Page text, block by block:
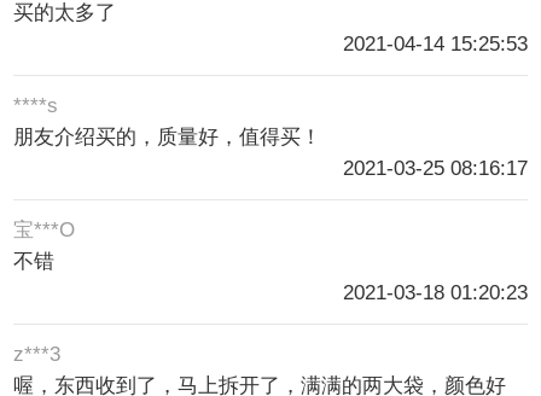
买的太多了
2021-04-14 15:25:53
****s
朋友介绍买的，质量好，值得买！
2021-03-25 08:16:17
宝***O
不错
2021-03-18 01:20:23
z***3
喔，东西收到了，马上拆开了，满满的两大袋，颜色好